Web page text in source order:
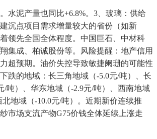
泥产量也同比+6.8%。3、玻璃：供给
沉点项目需求增量较大的省份（如新
领先全国全体程度。中国巨石、中材科
集成、柏诚股份等。风险提醒：地产信用
超预期。油价失控导致敏捷阑珊的可能性
跌的地域：长三角地域（-5.0元/吨）、长
/吨）、华东地域（-2.9元/吨）、西南地域
北地域（-10.0元/吨）。近期新价连续推
市场支流产物G75价钱全体延续上涨走